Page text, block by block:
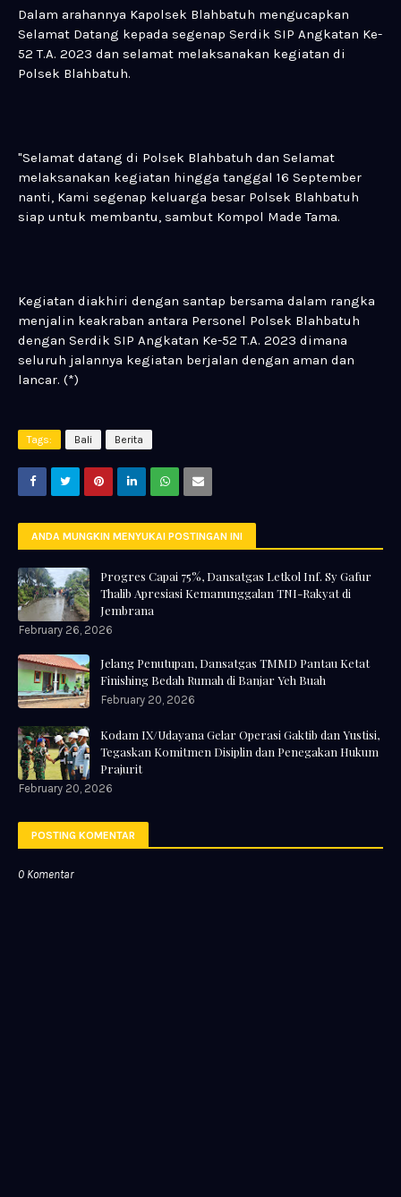
Dalam arahannya Kapolsek Blahbatuh mengucapkan
Selamat Datang kepada segenap Serdik SIP Angkatan Ke-
52 T.A. 2023 dan selamat melaksanakan kegiatan di
Polsek Blahbatuh.
"Selamat datang di Polsek Blahbatuh dan Selamat
melaksanakan kegiatan hingga tanggal 16 September
nanti, Kami segenap keluarga besar Polsek Blahbatuh
siap untuk membantu, sambut Kompol Made Tama.
Kegiatan diakhiri dengan santap bersama dalam rangka
menjalin keakraban antara Personel Polsek Blahbatuh
dengan Serdik SIP Angkatan Ke-52 T.A. 2023 dimana
seluruh jalannya kegiatan berjalan dengan aman dan
lancar. (*)
Tags: Bali Berita
ANDA MUNGKIN MENYUKAI POSTINGAN INI
Progres Capai 75%, Dansatgas Letkol Inf. Sy Gafur
Thalib Apresiasi Kemanunggalan TNI-Rakyat di
Jembrana
February 26, 2026
Jelang Penutupan, Dansatgas TMMD Pantau Ketat
Finishing Bedah Rumah di Banjar Yeh Buah
February 20, 2026
Kodam IX/Udayana Gelar Operasi Gaktib dan Yustisi,
Tegaskan Komitmen Disiplin dan Penegakan Hukum
Prajurit
February 20, 2026
POSTING KOMENTAR
0 Komentar